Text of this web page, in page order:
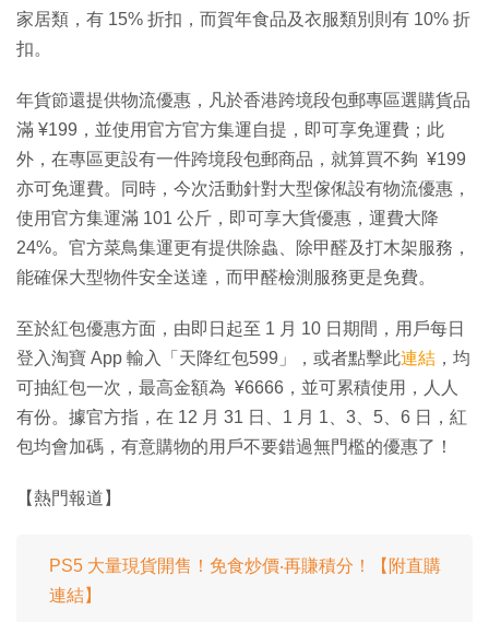
家居類，有 15% 折扣，而賀年食品及衣服類別則有 10% 折
扣。
年貨節還提供物流優惠，凡於香港跨境段包郵專區選購貨品
滿 ¥199，並使用官方官方集運自提，即可享免運費；此
外，在專區更設有一件跨境段包郵商品，就算買不夠 ¥199
亦可免運費。同時，今次活動針對大型傢俬設有物流優惠，
使用官方集運滿 101 公斤，即可享大貨優惠，運費大降
24%。官方菜鳥集運更有提供除蟲、除甲醛及打木架服務，
能確保大型物件安全送達，而甲醛檢測服務更是免費。
至於紅包優惠方面，由即日起至 1 月 10 日期間，用戶每日
登入淘寶 App 輸入「天降红包599」，或者點擊此連結 ，均
可抽紅包一次，最高金額為 ¥6666，並可累積使用，人人
有份。據官方指，在 12 月 31 日、1 月 1、3、5、6 日，紅
包均會加碼，有意購物的用戶不要錯過無門檻的優惠了！
【熱門報道】
PS5 大量現貨開售！免食炒價‧再賺積分！【附直購
連結】